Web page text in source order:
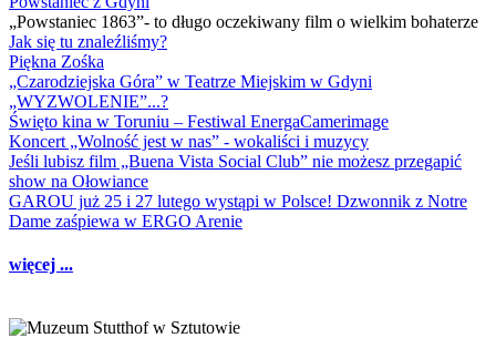
„Powstaniec 1863”- to długo oczekiwany film o wielkim bohaterze
Jak się tu znaleźliśmy?
Piękna Zośka
„Czarodziejska Góra” w Teatrze Miejskim w Gdyni
„WYZWOLENIE”...?
Święto kina w Toruniu – Festiwal EnergaCamerimage
Koncert „Wolność jest w nas” - wokaliści i muzycy
Jeśli lubisz film „Buena Vista Social Club” nie możesz przegapić
show na Ołowiance
GAROU już 25 i 27 lutego wystąpi w Polsce! Dzwonnik z Notre
Dame zaśpiewa w ERGO Arenie
więcej ...